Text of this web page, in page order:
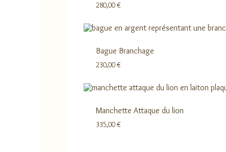
280,00€
Bague Branchage
230,00€
Manchette Attaque du lion
335,00€